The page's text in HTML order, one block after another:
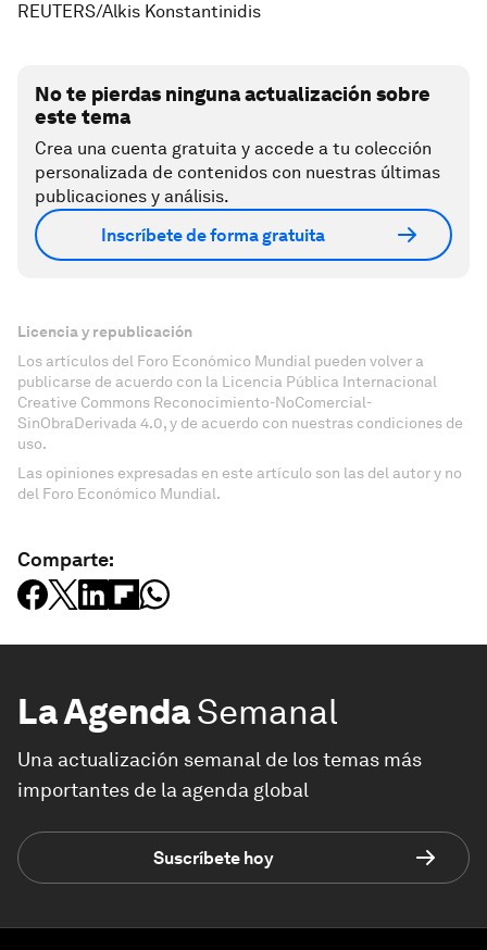
REUTERS/Alkis Konstantinidis
No te pierdas ninguna actualización sobre
este tema
Crea una cuenta gratuita y accede a tu colección
personalizada de contenidos con nuestras últimas
publicaciones y análisis.
Inscríbete de forma gratuita
Licencia y republicación
Los artículos del Foro Económico Mundial pueden volver a
publicarse de acuerdo con la Licencia Pública Internacional
Creative Commons Reconocimiento-NoComercial-
SinObraDerivada 4.0, y de acuerdo con nuestras condiciones de
uso.
Las opiniones expresadas en este artículo son las del autor y no
del Foro Económico Mundial.
Comparte:
La AgendaSemanal
Una actualización semanal de los temas más
importantes de la agenda global
Suscríbete hoy